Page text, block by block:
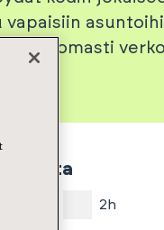
2h